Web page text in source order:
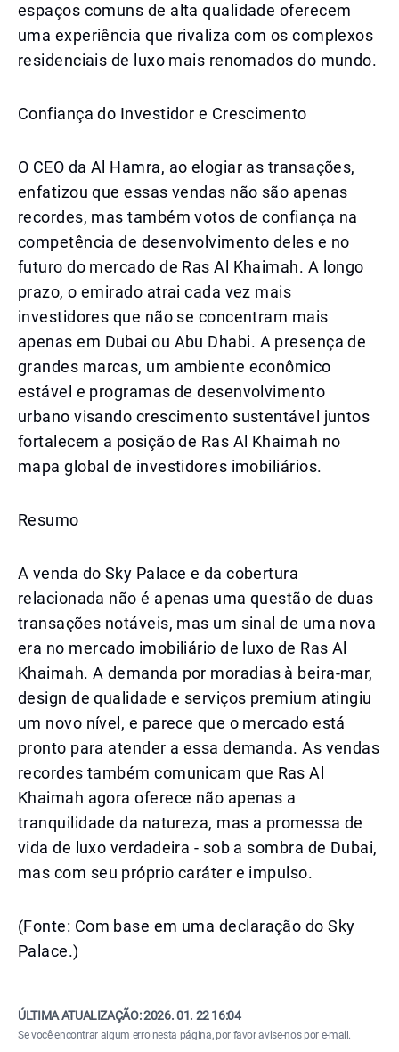
espaços comuns de alta qualidade oferecem
uma experiência que rivaliza com os complexos
residenciais de luxo mais renomados do mundo.
Confiança do Investidor e Crescimento
O CEO da Al Hamra, ao elogiar as transações,
enfatizou que essas vendas não são apenas
recordes, mas também votos de confiança na
competência de desenvolvimento deles e no
futuro do mercado de Ras Al Khaimah. A longo
prazo, o emirado atrai cada vez mais
investidores que não se concentram mais
apenas em Dubai ou Abu Dhabi. A presença de
grandes marcas, um ambiente econômico
estável e programas de desenvolvimento
urbano visando crescimento sustentável juntos
fortalecem a posição de Ras Al Khaimah no
mapa global de investidores imobiliários.
Resumo
A venda do Sky Palace e da cobertura
relacionada não é apenas uma questão de duas
transações notáveis, mas um sinal de uma nova
era no mercado imobiliário de luxo de Ras Al
Khaimah. A demanda por moradias à beira-mar,
design de qualidade e serviços premium atingiu
um novo nível, e parece que o mercado está
pronto para atender a essa demanda. As vendas
recordes também comunicam que Ras Al
Khaimah agora oferece não apenas a
tranquilidade da natureza, mas a promessa de
vida de luxo verdadeira - sob a sombra de Dubai,
mas com seu próprio caráter e impulso.
(Fonte: Com base em uma declaração do Sky
Palace.)
ÚLTIMA ATUALIZAÇÃO:2026. 01. 22 16:04
Se você encontrar algum erro nesta página, por favoravise-nos por e-mail .